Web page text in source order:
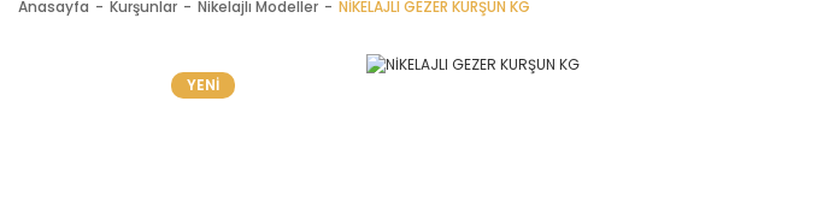
Anasayfa Kurşunlar Nikelajlı Modeller NİKELAJLI GEZER KURŞUN KG
YENİ